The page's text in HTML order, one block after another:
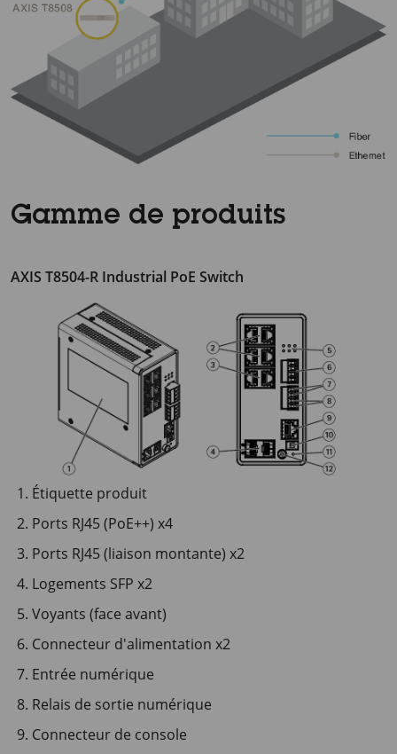
Gamme de produits
AXIS T8504-R Industrial PoE Switch
Étiquette produit
Ports RJ45 (PoE++) x4
Ports RJ45 (liaison montante) x2
Logements SFP x2
Voyants (face avant)
Connecteur d'alimentation x2
Entrée numérique
Relais de sortie numérique
Connecteur de console